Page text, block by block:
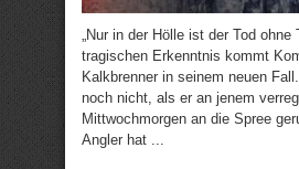
„Nur in der Hölle ist der Tod ohne
tragischen Erkenntnis kommt
Kalkbrenner in seinem neuen
noch nicht, als er an jenem
Mittwochmorgen an die Spree
Angler hat ...